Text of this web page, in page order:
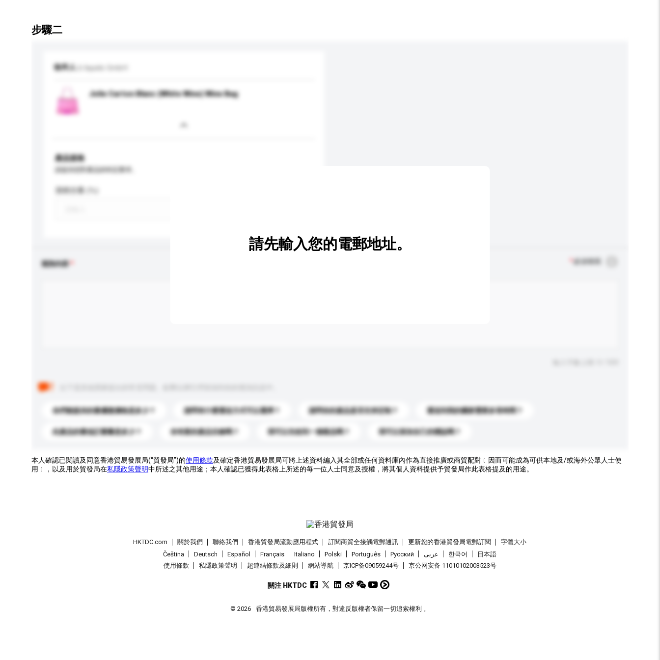
步驟二
收件人 b liquids GmbH
Jolie Carton Blanc (White Wine) Wine Bag
產品規格
酒精含量 (%)
查詢內容
你們能提供的最優惠價格是多少？ 請問有什麼運送方式可以選擇？ 請問你的產品是否支持定制？ 運送到我的國家需要多長時間？
此產品的最低訂購量是多少？ 你有新的產品目錄嗎？ 我可以先收到一個樣品嗎？ 我可以添加自己的標誌嗎？
請先輸入您的電郵地址。
本人確認已閱讀及同意香港貿易發展局(“貿發局”)的使用條款及確定香港貿易發展局可將上述資料編入其全部或任何資料庫內作為直接推廣或商貿配對﹝因而可能成為可供本地及/或海外公眾人士使
用﹞，以及用於貿發局在私隱政策聲明中所述之其他用途；本人確認已獲得此表格上所述的每一位人士同意及授權，將其個人資料提供予貿發局作此表格提及的用途。
HKTDC.com 關於我們 聯絡我們 香港貿發局流動應用程式 訂閱商貿全接觸電郵通訊 更新您的香港貿發局電郵訂閱
字體大小
Čeština
Deutsch Español Français Italiano Polski Português Pусский عربى 한국어
日本語
使用條款
私隱政策聲明 超連結條款及細則 網站導航 京ICP备09059244号 京公网安备 11010102003523号
關注 HKTDC
© 2026 香港貿易發展局版權所有，對違反版權者保留一切追索權利 。